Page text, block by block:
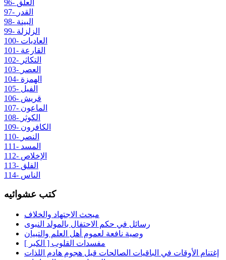
96- العلق
97- القدر
98- البينة
99- الزلزلة
100- العاديات
101- القارعة
102- التكاثر
103- العصر
104- الهمزة
105- الفيل
106- قريش
107- الماعون
108- الكوثر
109- الكافرون
110- النصر
111- المسد
112- الإخلاص
113- الفلق
114- الناس
كتب عشوائيه
مبحث الاجتهاد والخلاف
رسائل في حكم الاحتفال بالمولد النبوى
وصية نافعة لعموم أهل العلم والتبيان
مفسدات القلوب [ الكبر ]
إغتنام الأوقات في الباقيات الصالحات قبل هجوم هادم اللذات